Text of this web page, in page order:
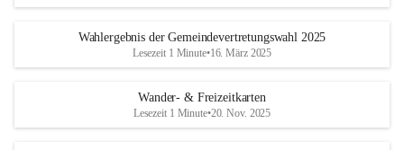
Wahlergebnis der Gemeindevertretungswahl 2025
Lesezeit 1 Minute•16. März 2025
Wander- & Freizeitkarten
Lesezeit 1 Minute•20. Nov. 2025